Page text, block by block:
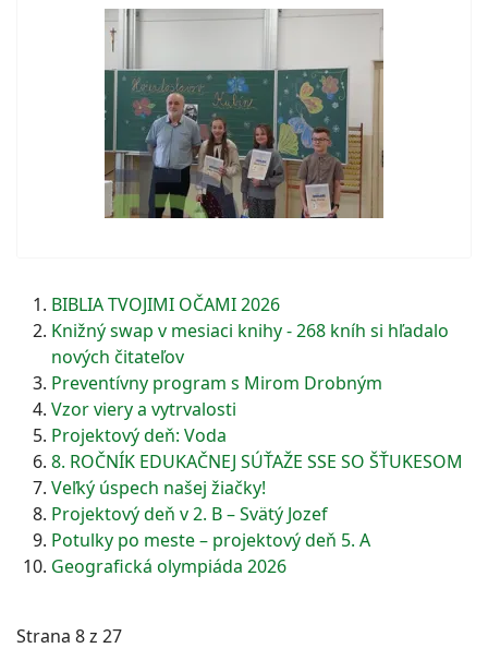
BIBLIA TVOJIMI OČAMI 2026
Knižný swap v mesiaci knihy - 268 kníh si hľadalo
nových čitateľov
Preventívny program s Mirom Drobným
Vzor viery a vytrvalosti
Projektový deň: Voda
8. ROČNÍK EDUKAČNEJ SÚŤAŽE SSE SO ŠŤUKESOM
Veľký úspech našej žiačky!
Projektový deň v 2. B – Svätý Jozef
Potulky po meste – projektový deň 5. A
Geografická olympiáda 2026
Strana 8 z 27